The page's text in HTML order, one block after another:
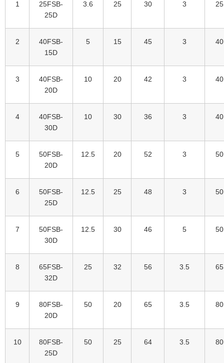
1
25FSB-
25D
3.6 25 30 3
2
40FSB-
15D
5 15 45 3
3
40FSB-
20D
10 20 42 3
4
40FSB-
30D
10 30 36 3
5
50FSB-
20D
12.5 20 52 3
6
50FSB-
25D
12.5 25 48 3
7
50FSB-
30D
12.5 30 46 5
8
65FSB-
32D
25 32 56 3.5
9
80FSB-
20D
50 20 65 3.5
10
80FSB-
25D
50 25 64 3.5